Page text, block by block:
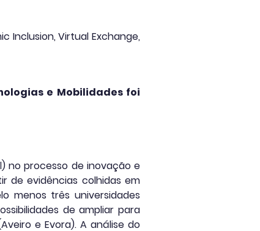
Inclusion, Virtual Exchange,
e Mobilidades foi
no processo de inovação e
de evidências colhidas em
menos três universidades
de ampliar para
e Evora). A análise do